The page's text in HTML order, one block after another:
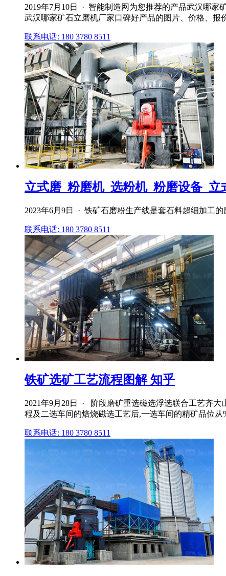
2019年7月10日 · 智能制造网为您推荐的产品武汉哪
武汉哪家矿石立磨机厂家口碑好产品的图片、价格、
联系电话: 180 3780 8511
立式磨_粉磨机_选粉机_粉磨设备_立
2023年6月9日 · 铁矿石磨粉生产线是套石料超细加工
联系电话: 180 3780 8511
铁矿选矿工艺流程图解 知乎
2021年9月28日 · 阶段磨矿重选磁选浮选联合工艺齐
程及二选车间的焙烧磁选工艺后,一选车间的精矿品位从
联系电话: 180 3780 8511